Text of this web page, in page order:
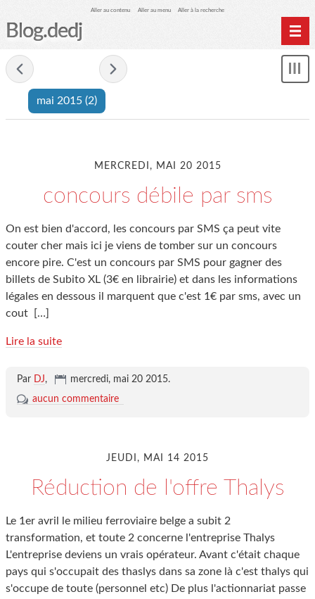
Aller au contenu Aller au menu Aller à la recherche
Blog.dedj
mai 2015 (2)
MERCREDI, MAI 20 2015
concours débile par sms
On est bien d'accord, les concours par SMS ça peut vite
couter cher mais ici je viens de tomber sur un concours
encore pire. C'est un concours par SMS pour gagner des
billets de Subito XL (3€ en librairie) et dans les informations
légales en dessous il marquent que c'est 1€ par sms, avec un
cout
[…]
Lire la suite
Par DJ, mercredi, mai 20 2015.
aucun commentaire
JEUDI, MAI 14 2015
Réduction de l'offre Thalys
Le 1er avril le milieu ferroviaire belge a subit 2
transformation, et toute 2 concerne l'entreprise Thalys
L'entreprise deviens un vrais opérateur. Avant c'était chaque
pays qui s'occupait des thaslys dans sa zone là c'est thalys qui
s'occupe de toute (personnel etc) De plus l'actionnariat passe